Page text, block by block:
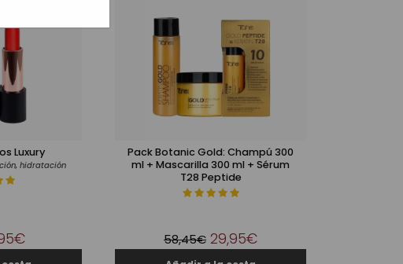
Luxury
hidratación
Pack Botanic Gold: Champú 300
ml + Mascarilla 300 ml + Sérum
T28 Peptide
58,45€ 29,95€